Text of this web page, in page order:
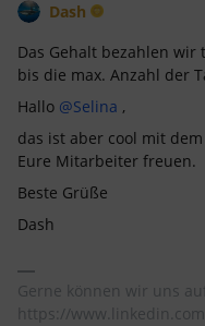
Dash
Das Gehalt bezahlen
bis die max. Anzahl der
Hallo @Selina ,
das ist aber cool mit
Eure Mitarbeiter freuen.
Beste Grüße
Dash
Gerne können wir uns
https://